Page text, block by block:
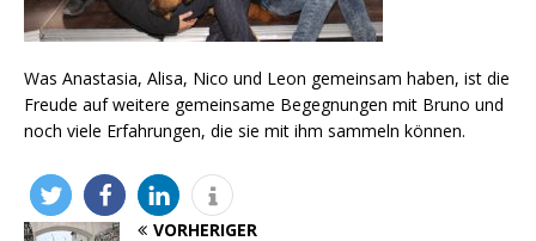
Was Anastasia, Alisa, Nico und Leon gemeinsam haben, ist die
Freude auf weitere gemeinsame Begegnungen mit Bruno und
noch viele Erfahrungen, die sie mit ihm sammeln können.
VORHERIGER